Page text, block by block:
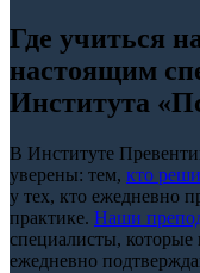
Где учиться
настоящим
Института
В Институте
уверены: тем, кто
у тех, кто ежедневно
практике. Наши
специалисты, которые
ежедневно